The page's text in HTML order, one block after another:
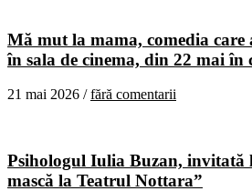
Mă mut la mama, comedia care
în sala de cinema, din 22 mai în
21 mai 2026 /fără comentarii
Psihologul Iulia Buzan, invitată
mască la Teatrul Nottara”